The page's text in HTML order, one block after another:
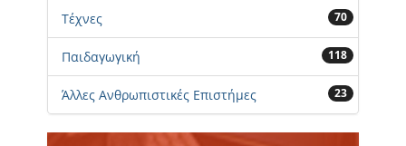
Τέχνες 70
Παιδαγωγική 118
Άλλες Ανθρωπιστικές Επιστήμες 23